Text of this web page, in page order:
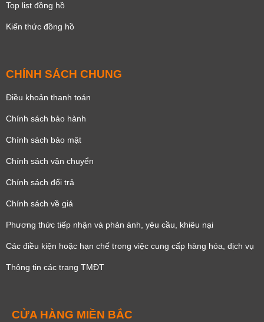
Top list đồng hồ
Kiến thức đồng hồ
CHÍNH SÁCH CHUNG
Điều khoản thanh toán
Chính sách bảo hành
Chính sách bảo mật
Chính sách vận chuyển
Chính sách đổi trả
Chính sách về giá
Phương thức tiếp nhận và phản ánh, yêu cầu, khiêu nại
Các điều kiện hoặc hạn chế trong việc cung cấp hàng hóa, dịch vụ
Thông tin các trang TMĐT
CỬA HÀNG MIỀN BẮC